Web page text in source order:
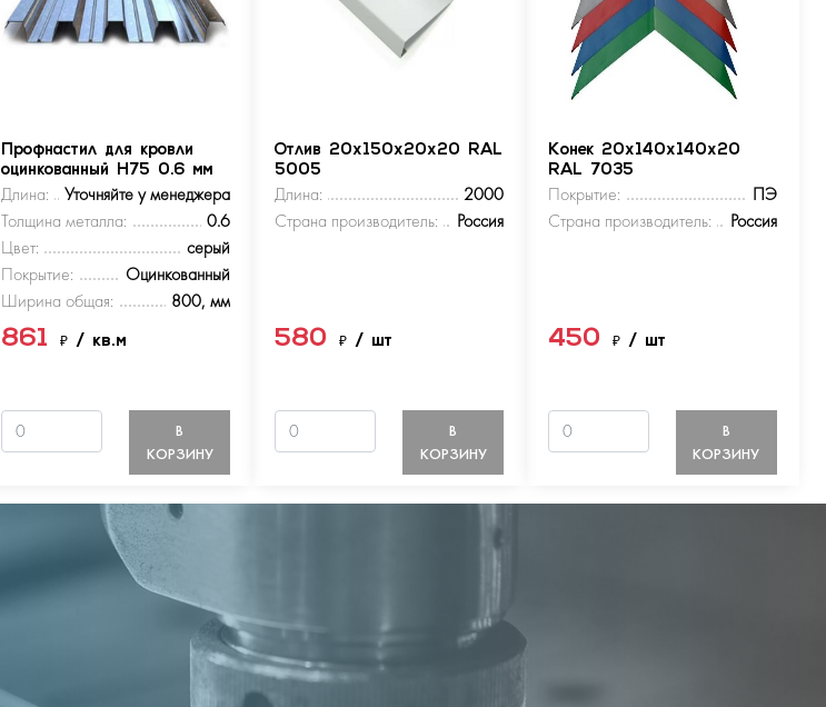
Профнастил для кровли
оцинкованный Н75 0.6 мм
Длина:
Уточняйте у менеджера
Толщина металла:
0.6
Цвет:
серый
Покрытие:
Оцинкованный
Ширина общая:
800, мм
861₽/ кв.м
В
КОРЗИНУ
Отлив 20х150х20х20 RAL
5005
Длина:
2000
Страна производитель:
Россия
580₽/ шт
В
КОРЗИНУ
Конек 20х140х140х20
RAL 7035
Покрытие:
ПЭ
Страна производитель:
Россия
450 ₽ / шт
В
КОРЗИНУ